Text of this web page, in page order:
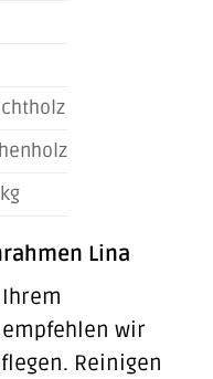
Lina
wir
Reinigen